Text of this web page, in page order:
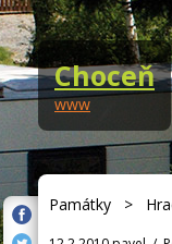
Choceň
www
Památky >